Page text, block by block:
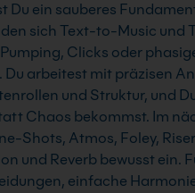
Du ein sauberes
sich Text-to-Music und
Clicks oder
Du arbeitest mit präzisen
und Struktur, und
Chaos bekommst. Im
Shots, Atmos, Foley,
und Reverb bewusst ein.
einfache